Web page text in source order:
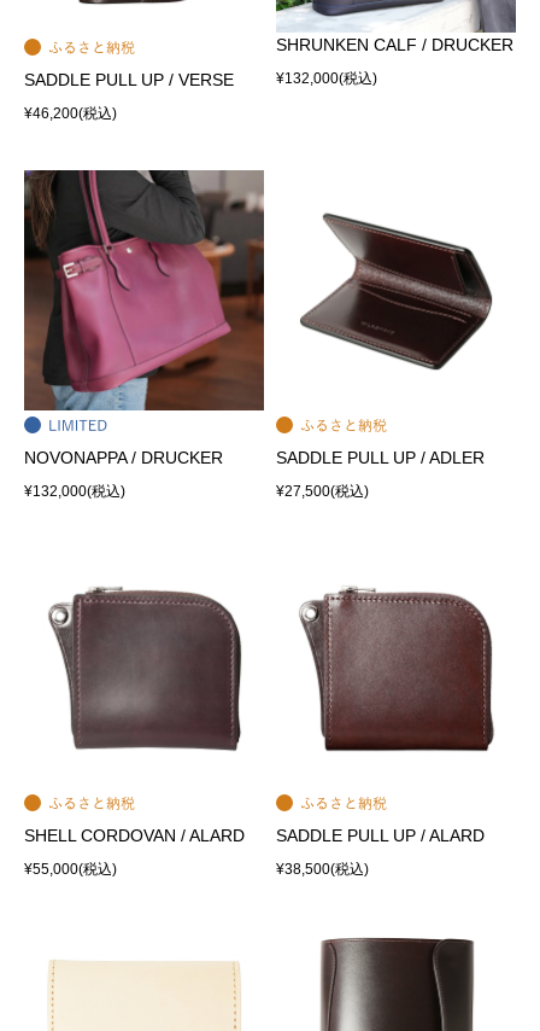
SADDLE PULL UP / VERSE
¥46,200(税込)
SHRUNKEN CALF / DRUCKER
¥132,000(税込)
NOVONAPPA / DRUCKER
¥132,000(税込)
SADDLE PULL UP / ADLER
¥27,500(税込)
SHELL CORDOVAN / ALARD
¥55,000(税込)
SADDLE PULL UP / ALARD
¥38,500(税込)